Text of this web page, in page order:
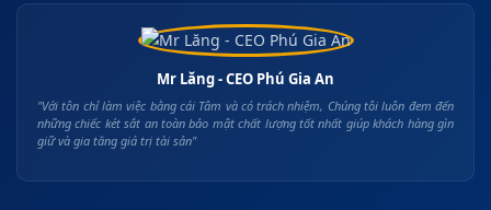
Mr Lăng - CEO Phú Gia An
"Với tôn chỉ làm việc bằng cái Tâm và có trách nhiệm, Chúng tôi luôn đem đến
những chiếc két sắt an toàn bảo mật chất lượng tốt nhất giúp khách hàng gìn
giữ và gia tăng giá trị tài sản"